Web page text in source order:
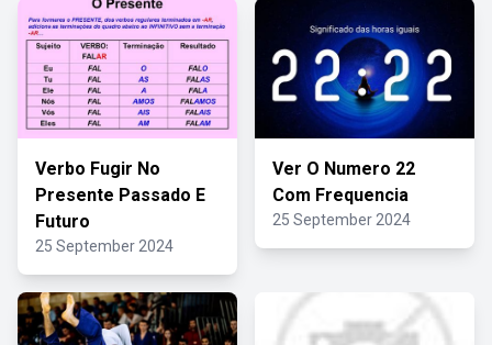
Verbo Fugir No
Presente Passado E
Futuro
25 September 2024
Ver O Numero 22
Com Frequencia
25 September 2024